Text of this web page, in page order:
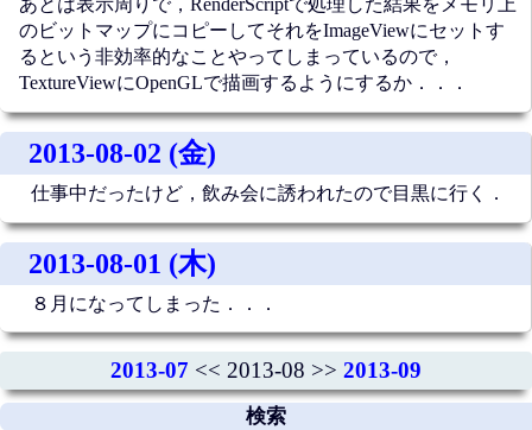
あとは表示周りで，RenderScriptで処理した結果をメモリ上
のビットマップにコピーしてそれをImageViewにセットす
るという非効率的なことやってしまっているので，
TextureViewにOpenGLで描画するようにするか．．．
2013-08-02 (金)
仕事中だったけど，飲み会に誘われたので目黒に行く．
2013-08-01 (木)
８月になってしまった．．．
2013-07 << 2013-08 >> 2013-09
検索